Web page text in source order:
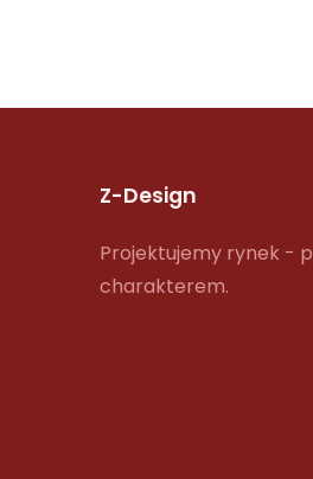
Z-Design
Projektujemy rynek -
charakterem.